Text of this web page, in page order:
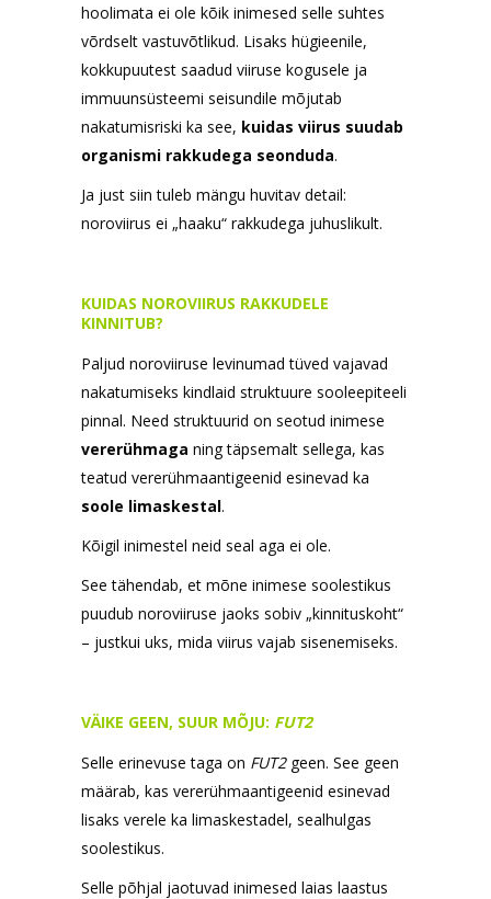
hoolimata ei ole kõik inimesed selle suhtes
võrdselt vastuvõtlikud. Lisaks hügieenile,
kokkupuutest saadud viiruse kogusele ja
immuunsüsteemi seisundile mõjutab
nakatumisriski ka see, kuidas viirus suudab
organismi rakkudega seonduda.
Ja just siin tuleb mängu huvitav detail:
noroviirus ei „haaku“ rakkudega juhuslikult.
KUIDAS NOROVIIRUS RAKKUDELE
KINNITUB?
Paljud noroviiruse levinumad tüved vajavad
nakatumiseks kindlaid struktuure sooleepiteeli
pinnal. Need struktuurid on seotud inimese
vererühmaga ning täpsemalt sellega, kas
teatud vererühmaantigeenid esinevad ka
soole limaskestal.
Kõigil inimestel neid seal aga ei ole.
See tähendab, et mõne inimese soolestikus
puudub noroviiruse jaoks sobiv „kinnituskoht“
– justkui uks, mida viirus vajab sisenemiseks.
VÄIKE GEEN, SUUR MÕJU: FUT2
Selle erinevuse taga on FUT2geen. See geen
määrab, kas vererühmaantigeenid esinevad
lisaks verele ka limaskestadel, sealhulgas
soolestikus.
Selle põhjal jaotuvad inimesed laias laastus